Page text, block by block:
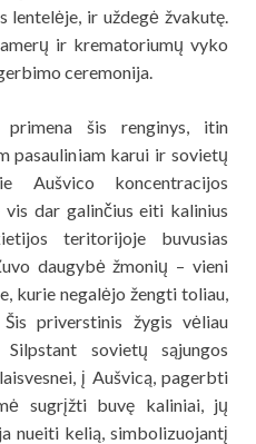
lentelėje, ir uždegė žvakutę.
ir krematoriumų vyko
ceremonija.
šis renginys, itin
pasauliniam karui ir sovietų
Aušvico koncentracijos
vis dar galinčius eiti kalinius
teritorijoje buvusias
daugybė žmonių – vieni
kurie negalėjo žengti toliau,
priverstinis žygis vėliau
sovietų sąjungos
į Aušvicą, pagerbti
sugrįžti buvę kaliniai, jų
nueiti kelią, simbolizuojantį